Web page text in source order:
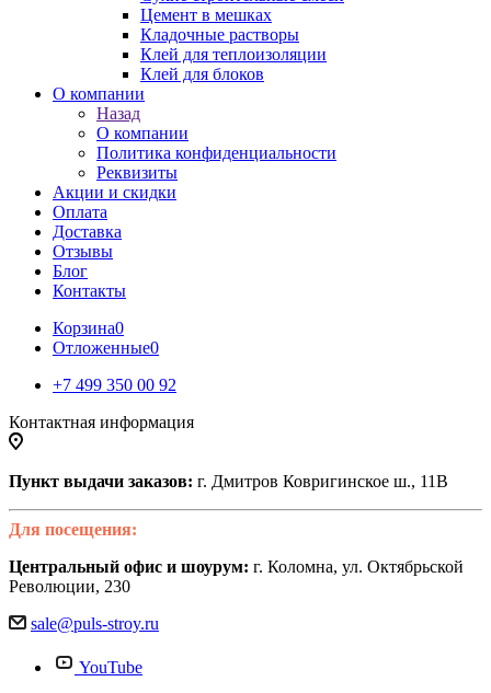
Цемент в мешках
Кладочные растворы
Клей для теплоизоляции
Клей для блоков
О компании
Назад
О компании
Политика конфиденциальности
Реквизиты
Акции и скидки
Оплата
Доставка
Отзывы
Блог
Контакты
Корзина0
Отложенные0
+7 499 350 00 92
Контактная информация
Пункт выдачи заказов: г. Дмитров Ковригинское ш., 11В
Для посещения:
Центральный офис и шоурум: г. Коломна, ул. Октябрьской
Революции, 230
sale@puls-stroy.ru
YouTube